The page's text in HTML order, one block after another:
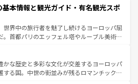
イタリアで、忘れられない旅をしてみよう！
イタリア情報は
この国では、情熱的なフラメンコ、熱気あふ
して美味しいタパスが生活の一部となってい
リードの洗練された雰囲気や、バルセロナの
た街角から、地方では古代ローマ遺跡や中世
よって風土や気候が異なるスペインはその個
性で訪れる人を魅了する。 なお、新着のスペイン情報は コ
を参照してほしい。
基本情報と観光ガイド・有名観光スポ
世界中の旅行者を魅了し続けるヨーロッパ屈
。首都パリのエッフェル塔やルーブル美術館
力が詰まっている。華麗な宮殿、歴史的な大
ビーチ、そして豊かな自然が、訪れる者を心
。また、フランスは美食の国としても知ら
かな歴史と多彩な文化が交差するヨーロッパ
する国。中世の街並みが残るロマンチック街